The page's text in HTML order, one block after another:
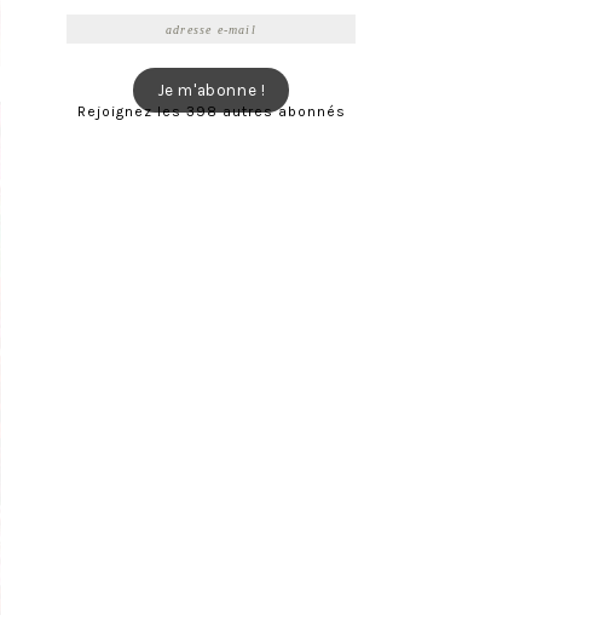
Je m'abonne !
Rejoignez les 398 autres abonnés